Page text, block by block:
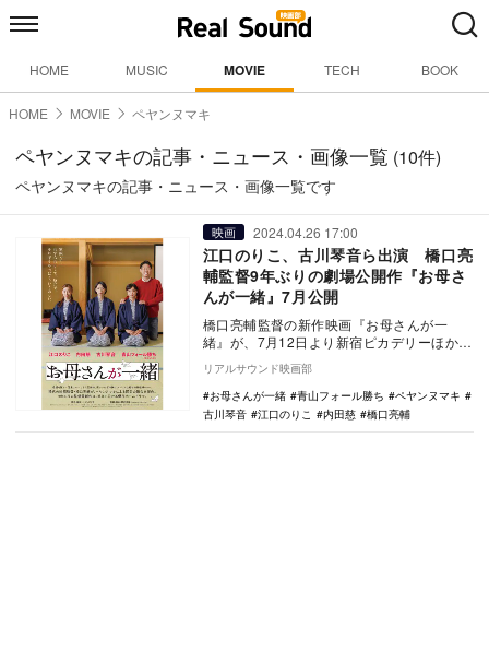
HOME MUSIC MOVIE TECH BOOK
HOME MOVIE ペヤンヌマキ
ペヤンヌマキの記事・ニュース・画像一覧 (10件)
ペヤンヌマキの記事・ニュース・画像一覧です
映画 2024.04.26 17:00
江口のりこ、古川琴音ら出演 橋口亮
輔監督9年ぶりの劇場公開作『お母さ
んが一緒』7月公開
橋口亮輔監督の新作映画『お母さんが一
緒』が、7月12日より新宿ピカデリーほか全
国にて劇場公開されることが決定。あわせ
て予告編と本…
リアルサウンド映画部
お母さんが一緒
青山フォール勝ち
ペヤンヌマキ
古川琴音
江口のりこ 内田慈 橋口亮輔